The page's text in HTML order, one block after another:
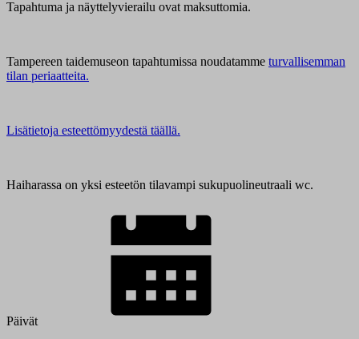
Tapahtuma ja näyttelyvierailu ovat maksuttomia.
Tampereen taidemuseon tapahtumissa noudatamme turvallisemman
tilan periaatteita.
Lisätietoja esteettömyydestä täällä.
Haiharassa on yksi esteetön tilavampi sukupuolineutraali wc.
Päivät